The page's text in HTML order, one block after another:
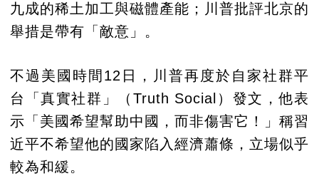
九成的稀土加工與磁體產能；川普批評北京的
舉措是帶有「敵意」。
不過美國時間12日，川普再度於自家社群平
台「真實社群」（Truth Social）發文，他表
示「美國希望幫助中國，而非傷害它！」稱習
近平不希望他的國家陷入經濟蕭條，立場似乎
較為和緩。